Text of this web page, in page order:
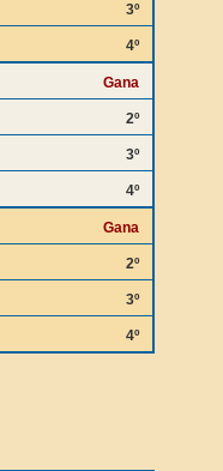
3º
4º
Gana
2º
3º
4º
Gana
2º
3º
4º